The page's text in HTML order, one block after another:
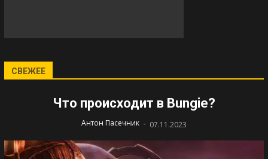
СВЕЖЕЕ
Что происходит в Bungie?
Антон Пасечник - 07.11.2023